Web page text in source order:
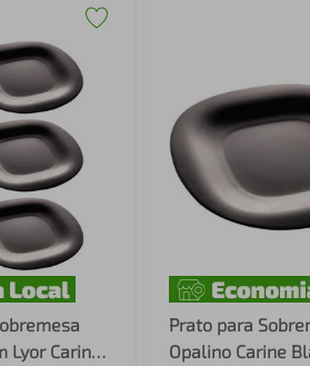
Lyor Carine
Prato para
Opalino Carine